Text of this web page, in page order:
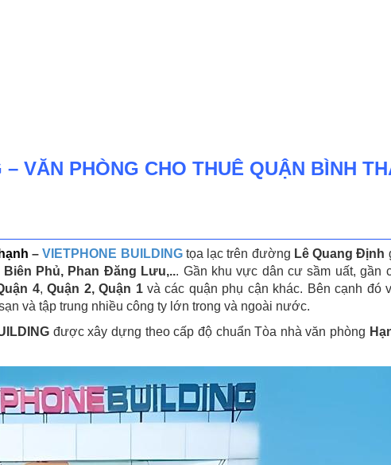
VĂN PHÒNG CHO THUÊ QUẬN BÌNH
–VIETPHONE BUILDINGtọa lạc trên đường Lê Quang Định
Phủ, Phan Đăng Lưu,... Gần khu vực dân cư sầm uất, gần
4,Quận 2, Quận 1và các quận phụ cận khác. Bên cạnh đó
và tập trung nhiều công ty lớn trong và ngoài nước.
được xây dựng theo cấp độ chuẩn Tòa nhà văn phòng